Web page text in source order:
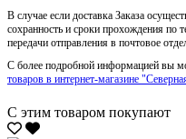
В случае если доставка Заказа
сохранность и сроки прохождения по
передачи отправления в почтовое
С более подробной информацией вы
товаров в интернет-магазине
С этим товаром покупают